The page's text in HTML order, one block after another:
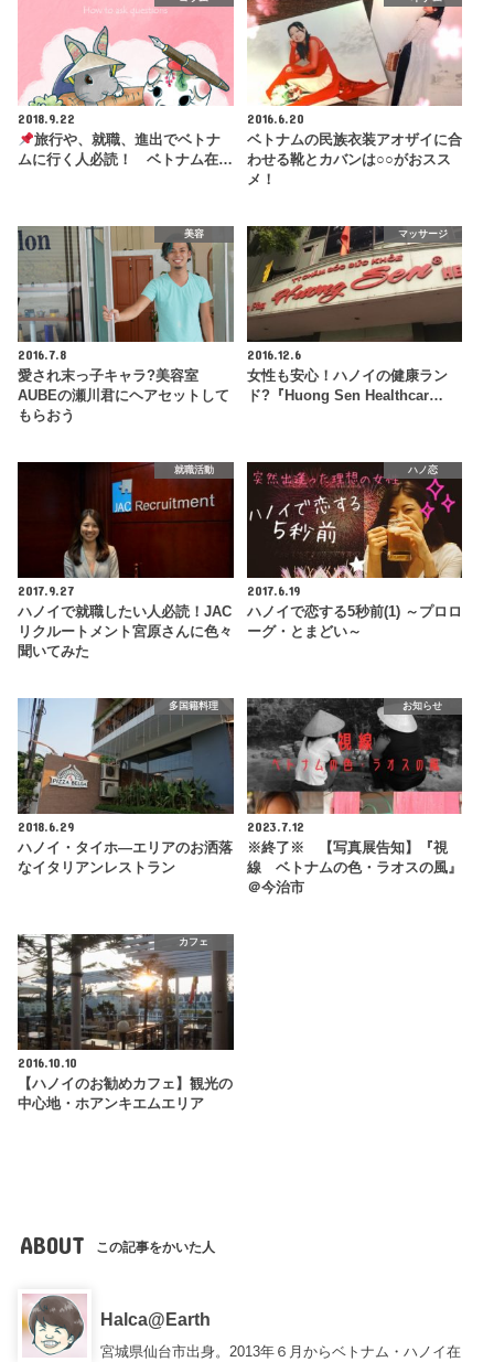
2018.9.22
旅行や、就職、進出でベトナ
ムに行く人必読！ ベトナム在…
2016.6.20
ベトナムの民族衣装アオザイに合
わせる靴とカバンは○○がおスス
メ！
美容
2016.7.8
愛され末っ子キャラ?美容室
AUBEの瀬川君にヘアセットして
もらおう
マッサージ
2016.12.6
女性も安心！ハノイの健康ラン
ド?『Huong Sen Healthcar…
就職活動
2017.9.27
ハノイで就職したい人必読！JAC
リクルートメント宮原さんに色々
聞いてみた
ハノ恋
2017.6.19
ハノイで恋する5秒前(1) ～プロロ
ーグ・とまどい～
多国籍料理
2018.6.29
ハノイ・タイホ―エリアのお洒落
なイタリアンレストラン
お知らせ
2023.7.12
※終了※ 【写真展告知】『視
線 ベトナムの色・ラオスの風』
＠今治市
カフェ
2016.10.10
【ハノイのお勧めカフェ】観光の
中心地・ホアンキエムエリア
ABOUT この記事をかいた人
Halca@Earth
宮城県仙台市出身。2013年６月からベトナム・ハノイ在